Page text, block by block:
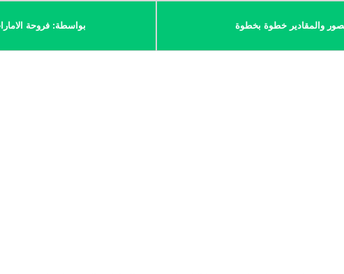
والمقادير خطوة بخطوة بواسطة: فروحة